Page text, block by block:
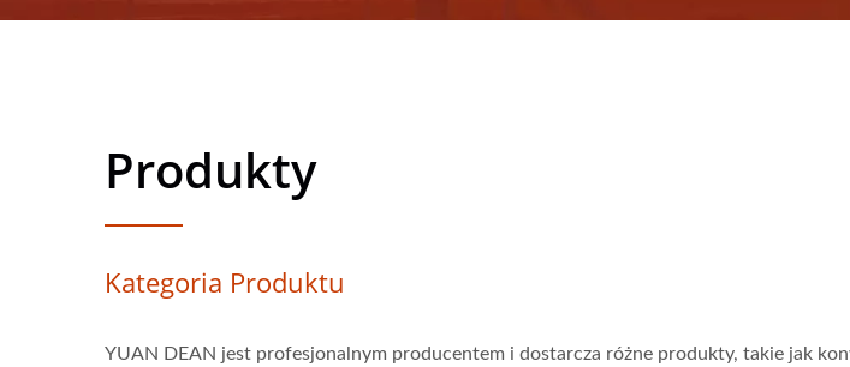
Produkty
Kategoria Produktu
YUAN DEAN jest profesjonalnym producentem i dostarcza różne produkty, takie jak